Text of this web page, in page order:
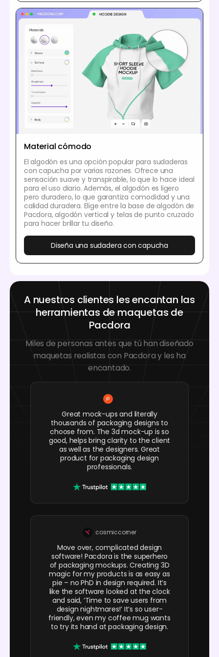
Material cómodo
El algodón es una opción popular para sudaderas
con capucha por varias razones. Ofrece una
sensación suave y transpirable, lo que lo hace ideal
para el uso diario. Además, el algodón es ligero
pero duradero, lo que garantiza comodidad y una
calidad duradera. Elige entre la base de algodón de
Pacdora, algodón vertical y telas de punto cruzado
para hacer brillar tu diseño.
Diseña una sudadera con capucha
A nuestros clientes les encantan las
herramientas de maquetas de
Pacdora
Miles de personas antes que tú han diseñado
maquetas realistas con Pacdora y les ha
encantado.
Great mock-ups and literally
thousands of packaging designs to
choose from. The 3d mock-up is so
good, helps bring clarity to the client
as well as the designers. Great
product for packaging design
professionals.
cosmiccorner
Move over, complicated design
software! Pacdora is the superhero
of packaging mockups. Creating 3D
magic for my products is as easy as
pie – no PhD in design required. It’s
like the software looked at the clock
and said, ‘Time to save users from
design nightmares!’ It’s so user-
friendly, even my coffee mug wants
to try its hand at packaging design.